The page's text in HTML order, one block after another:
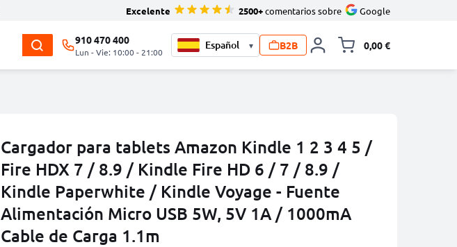
Excelente 2500+comentarios sobre Google
910 470 400
Lun - Vie: 10:00 - 21:00
▾ B2B 0,00 €
Cargador para tablets Amazon Kindle 1 2 3 4 5 /
Fire HDX 7 / 8.9 / Kindle Fire HD 6 / 7 / 8.9 /
Kindle Paperwhite / Kindle Voyage - Fuente
Alimentación Micro USB 5W, 5V 1A / 1000mA
Cable de Carga 1.1m